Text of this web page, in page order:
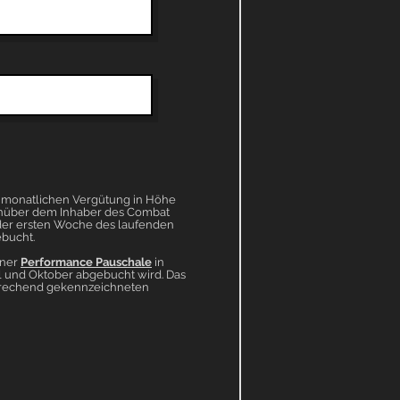
Vergütung in Höhe
dem Inhaber des Combat
ersten Woche des laufenden
Performance Pauschale in
Oktober abgebucht wird. Das
gekennzeichneten